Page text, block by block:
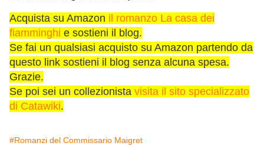
Acquista su Amazon il romanzo La casa dei
fiamminghi e sostieni il blog.
Se fai un qualsiasi acquisto su Amazon partendo da
questo link sostieni il blog senza alcuna spesa.
Grazie.
Se poi sei un collezionista visita il sito specializzato
di Catawiki.
#Romanzi del Commissario Maigret